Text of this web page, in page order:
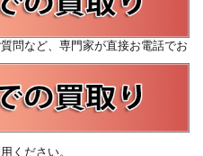
問など、専門家が直接お電話でお
ください。